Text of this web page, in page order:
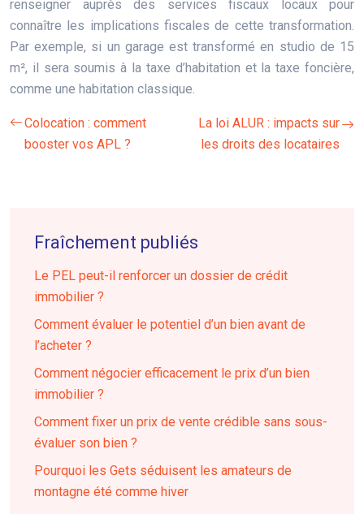
renseigner auprès des services fiscaux locaux pour
connaître les implications fiscales de cette transformation.
Par exemple, si un garage est transformé en studio de 15
m², il sera soumis à la taxe d’habitation et la taxe foncière,
comme une habitation classique.
Colocation : comment
booster vos APL ?
La loi ALUR : impacts sur
les droits des locataires
Fraîchement publiés
Le PEL peut-il renforcer un dossier de crédit
immobilier ?
Comment évaluer le potentiel d’un bien avant de
l’acheter ?
Comment négocier efficacement le prix d’un bien
immobilier ?
Comment fixer un prix de vente crédible sans sous-
évaluer son bien ?
Pourquoi les Gets séduisent les amateurs de
montagne été comme hiver